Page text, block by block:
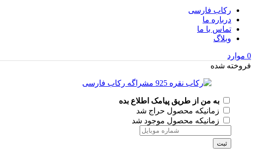
رکاب فارسی
درباره ما
تماس با ما
وبلاگ
0 موارد
فروخته شده
به من از طریق پیامک اطلاع بده
زمانیکه محصول حراج شد
زمانیکه محصول موجود شد
ثبت